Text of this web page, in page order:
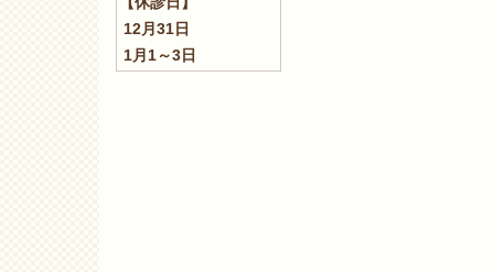
12月31日
1月1～3日